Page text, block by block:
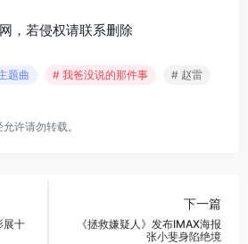
，若侵权请联系删除
题曲 # 我爸没说的那件事 # 赵雷​
许请勿转载。
展十
下一篇
《拯救嫌疑人》发布IMAX海报
张小斐身陷绝境